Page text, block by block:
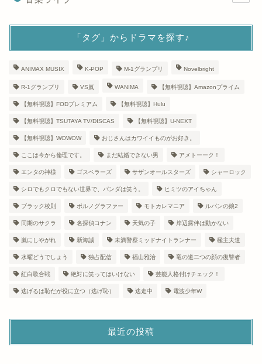
「タグ」からドラマを探す♪
ANIMAX MUSIX K-POP M-1グランプリ Novelbright
R-1グランプリ VS嵐 WANIMA 【無料視聴】Amazonプライム
【無料視聴】FODプレミアム 【無料視聴】Hulu
【無料視聴】TSUTAYA TV/DISCAS 【無料視聴】U-NEXT
【無料視聴】WOWOW おじさんはカワイイものがお好き。
ここは今から倫理です。 まだ結婚できない男 アメトーーク！
エンタの神様 ゴスペラーズ サザンオールスターズ シャーロック
シロでもクロでもない世界で、パンダは笑う。 ヒミツのアイちゃん
ブラック校則 ポルノグラファー モトカレマニア ルパンの娘2
同期のサクラ 名探偵コナン 天気の子 岸辺露伴は動かない
嵐にしやがれ 新海誠 未満警察ミッドナイトランナー 極主夫道
水曜どうでしょう 独占配信 福山雅治 竜の道二つの顔の復讐者
紅白歌合戦 絶対に笑ってはいけない 芸能人格付けチェック！
逃げるは恥だが役に立つ（逃げ恥） 逃走中 電波少年W
最近の投稿